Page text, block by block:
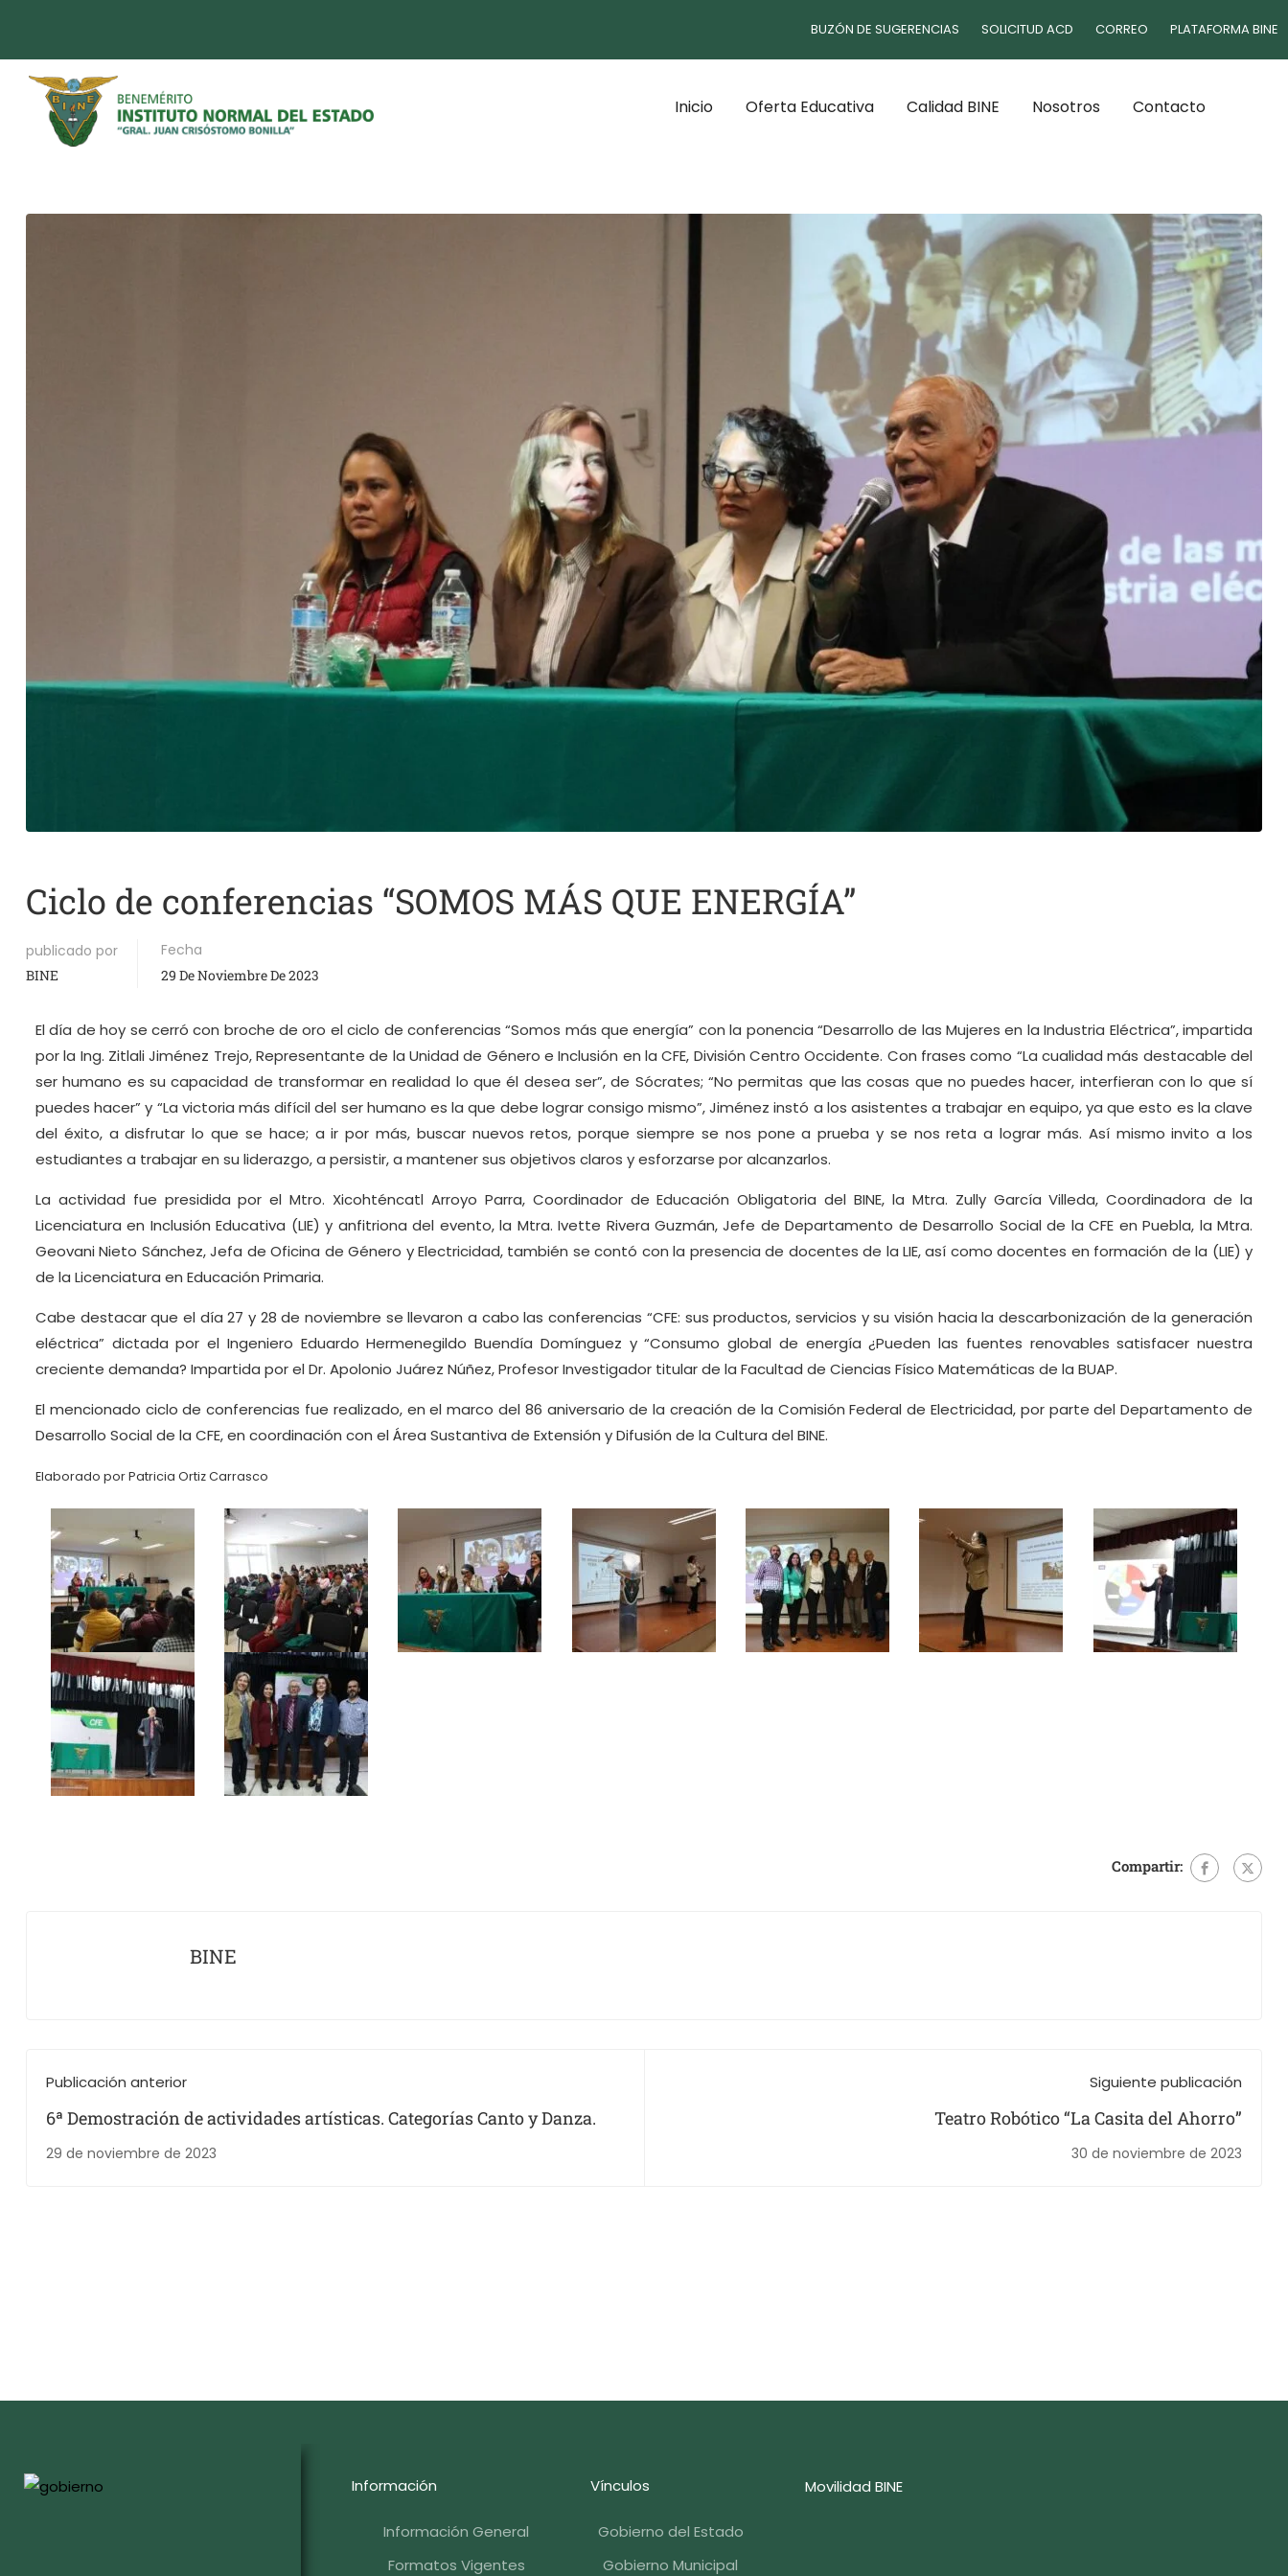
BUZÓN DE SUGERENCIAS SOLICITUD ACD CORREO PLATAFORMA BINE
Inicio Oferta Educativa Calidad BINE Nosotros Contacto
Ciclo de conferencias “SOMOS MÁS QUE ENERGÍA”
publicado por
BINE
Fecha
29 De Noviembre De 2023
El día de hoy se cerró con broche de oro el ciclo de conferencias “Somos más que energía” con la ponencia “Desarrollo de las Mujeres en la Industria Eléctrica”, impartida
por la Ing. Zitlali Jiménez Trejo, Representante de la Unidad de Género e Inclusión en la CFE, División Centro Occidente. Con frases como “La cualidad más destacable del
ser humano es su capacidad de transformar en realidad lo que él desea ser”, de Sócrates; “No permitas que las cosas que no puedes hacer, interfieran con lo que sí
puedes hacer” y “La victoria más difícil del ser humano es la que debe lograr consigo mismo”, Jiménez instó a los asistentes a trabajar en equipo, ya que esto es la clave
del éxito, a disfrutar lo que se hace; a ir por más, buscar nuevos retos, porque siempre se nos pone a prueba y se nos reta a lograr más. Así mismo invito a los
estudiantes a trabajar en su liderazgo, a persistir, a mantener sus objetivos claros y esforzarse por alcanzarlos.
La actividad fue presidida por el Mtro. Xicohténcatl Arroyo Parra, Coordinador de Educación Obligatoria del BINE, la Mtra. Zully García Villeda, Coordinadora de la
Licenciatura en Inclusión Educativa (LIE) y anfitriona del evento, la Mtra. Ivette Rivera Guzmán, Jefe de Departamento de Desarrollo Social de la CFE en Puebla, la Mtra.
Geovani Nieto Sánchez, Jefa de Oficina de Género y Electricidad, también se contó con la presencia de docentes de la LIE, así como docentes en formación de la (LIE) y
de la Licenciatura en Educación Primaria.
Cabe destacar que el día 27 y 28 de noviembre se llevaron a cabo las conferencias “CFE: sus productos, servicios y su visión hacia la descarbonización de la generación
eléctrica” dictada por el Ingeniero Eduardo Hermenegildo Buendía Domínguez y “Consumo global de energía ¿Pueden las fuentes renovables satisfacer nuestra
creciente demanda? Impartida por el Dr. Apolonio Juárez Núñez, Profesor Investigador titular de la Facultad de Ciencias Físico Matemáticas de la BUAP.
El mencionado ciclo de conferencias fue realizado, en el marco del 86 aniversario de la creación de la Comisión Federal de Electricidad, por parte del Departamento de
Desarrollo Social de la CFE, en coordinación con el Área Sustantiva de Extensión y Difusión de la Cultura del BINE.
Elaborado por Patricia Ortiz Carrasco
Compartir:
BINE
Publicación anterior
6ª Demostración de actividades artísticas. Categorías Canto y Danza.
29 de noviembre de 2023
Siguiente publicación
Teatro Robótico “La Casita del Ahorro”
30 de noviembre de 2023
Información
Información General
Formatos Vigentes
Vínculos
Gobierno del Estado
Gobierno Municipal
Movilidad BINE